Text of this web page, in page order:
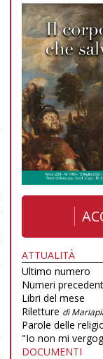
ATTUALITÀ
Ultimo numero
Numeri
Libri del mese
Riletture di
Parole delle
"Io non mi
DOCUMENTI